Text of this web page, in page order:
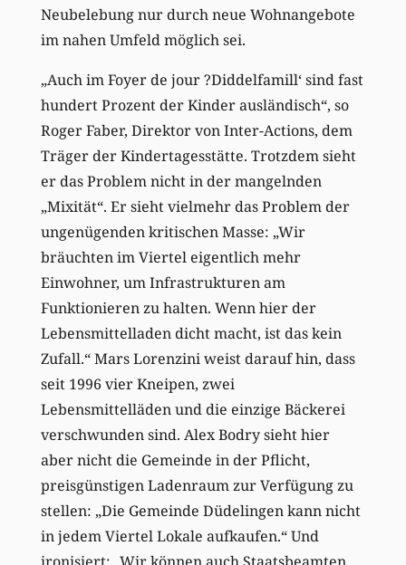
Neubelebung nur durch neue Wohnangebote
im nahen Umfeld möglich sei.
„Auch im Foyer de jour ?Diddelfamill‘ sind fast
hundert Prozent der Kinder ausländisch“, so
Roger Faber, Direktor von Inter-Actions, dem
Träger der Kindertagesstätte. Trotzdem sieht
er das Problem nicht in der mangelnden
„Mixität“. Er sieht vielmehr das Problem der
ungenügenden kritischen Masse: „Wir
bräuchten im Viertel eigentlich mehr
Einwohner, um Infrastrukturen am
Funktionieren zu halten. Wenn hier der
Lebensmittelladen dicht macht, ist das kein
Zufall.“ Mars Lorenzini weist darauf hin, dass
seit 1996 vier Kneipen, zwei
Lebensmittelläden und die einzige Bäckerei
verschwunden sind. Alex Bodry sieht hier
aber nicht die Gemeinde in der Pflicht,
preisgünstigen Ladenraum zur Verfügung zu
stellen: „Die Gemeinde Düdelingen kann nicht
in jedem Viertel Lokale aufkaufen.“ Und